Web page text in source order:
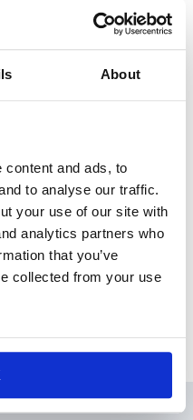
About
content and ads, to
to analyse our traffic.
your use of our site with
analytics partners who
that you’ve
collected from your use
（月）より順次対応と
、何卒ご理解ください
以上